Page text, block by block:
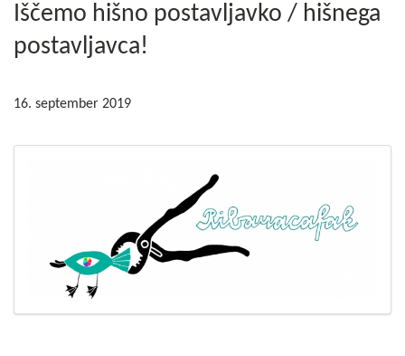
Iščemo hišno postavljavko / hišnega
postavljavca!
16. september 2019